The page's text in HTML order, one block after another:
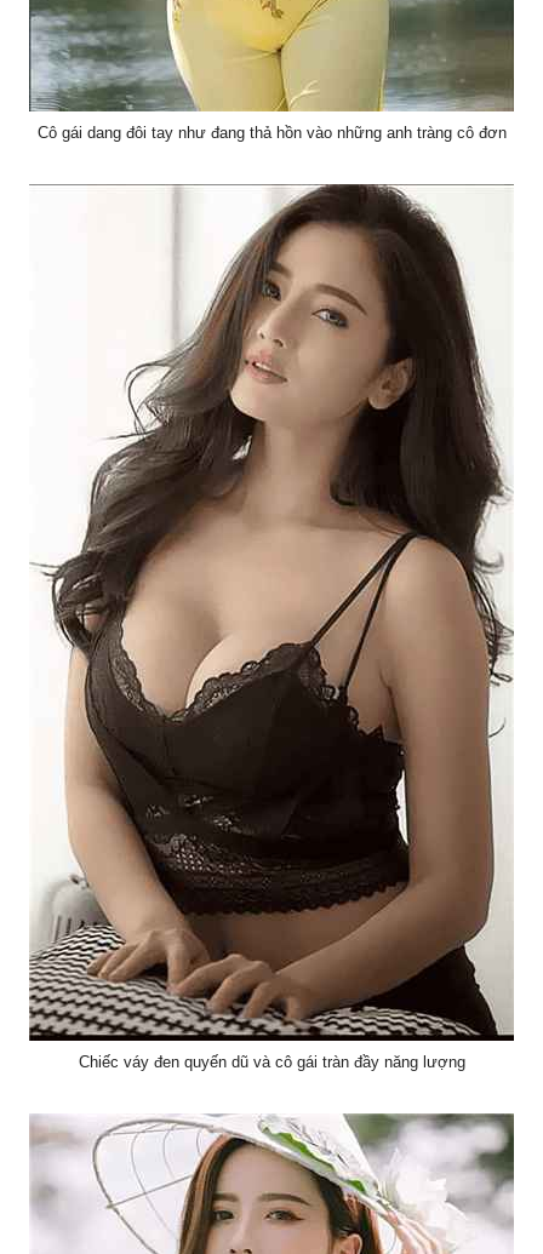
Cô gái dang đôi tay như đang thả hồn vào những anh tràng cô đơn
Chiếc váy đen quyến dũ và cô gái tràn đầy năng lượng